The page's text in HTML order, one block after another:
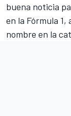
buena noticia
en la Fórmula
nombre en la